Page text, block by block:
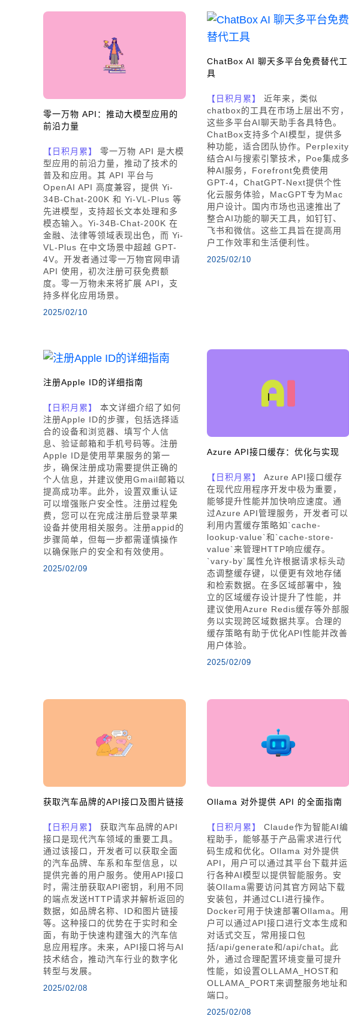
零一万物 API：推动大模型应用的
前沿力量
【日积月累】
零一万物 API 是大模
型应用的前沿力量，推动了技术的
普及和应用。其 API 平台与
OpenAI API 高度兼容，提供 Yi-
34B-Chat-200K 和 Yi-VL-Plus 等
先进模型，支持超长文本处理和多
模态输入。Yi-34B-Chat-200K 在
金融、法律等领域表现出色，而 Yi-
VL-Plus 在中文场景中超越 GPT-
4V。开发者通过零一万物官网申请
API 使用，初次注册可获免费额
度。零一万物未来将扩展 API，支
持多样化应用场景。
2025/02/10
ChatBox AI 聊天多平台免费替代工
具
【日积月累】
近年来，类似
chatbox的工具在市场上层出不穷，
这些多平台AI聊天助手各具特色。
ChatBox支持多个AI模型，提供多
种功能，适合团队协作。Perplexity
结合AI与搜索引擎技术，Poe集成多
种AI服务，Forefront免费使用
GPT-4，ChatGPT-Next提供个性
化云服务体验，MacGPT专为Mac
用户设计。国内市场也迅速推出了
整合AI功能的聊天工具，如钉钉、
飞书和微信。这些工具旨在提高用
户工作效率和生活便利性。
2025/02/10
注册Apple ID的详细指南
【日积月累】
本文详细介绍了如何
注册Apple ID的步骤，包括选择适
合的设备和浏览器、填写个人信
息、验证邮箱和手机号码等。注册
Apple ID是使用苹果服务的第一
步，确保注册成功需要提供正确的
个人信息，并建议使用Gmail邮箱以
提高成功率。此外，设置双重认证
可以增强账户安全性。注册过程免
费，您可以在完成注册后登录苹果
设备并使用相关服务。注册appid的
步骤简单，但每一步都需谨慎操作
以确保账户的安全和有效使用。
2025/02/09
Azure API接口缓存：优化与实现
【日积月累】
Azure API接口缓存
在现代应用程序开发中极为重要，
能够提升性能并加快响应速度。通
过Azure API管理服务，开发者可以
利用内置缓存策略如`cache-
lookup-value`和`cache-store-
value`来管理HTTP响应缓存。
`vary-by`属性允许根据请求标头动
态调整缓存键，以便更有效地存储
和检索数据。在多区域部署中，独
立的区域缓存设计提升了性能，并
建议使用Azure Redis缓存等外部服
务以实现跨区域数据共享。合理的
缓存策略有助于优化API性能并改善
用户体验。
2025/02/09
获取汽车品牌的API接口及图片链接
【日积月累】
获取汽车品牌的API
接口是现代汽车领域的重要工具。
通过该接口，开发者可以获取全面
的汽车品牌、车系和车型信息，以
提供完善的用户服务。使用API接口
时，需注册获取API密钥，利用不同
的端点发送HTTP请求并解析返回的
数据，如品牌名称、ID和图片链接
等。这种接口的优势在于实时和全
面，有助于快速构建强大的汽车信
息应用程序。未来，API接口将与AI
技术结合，推动汽车行业的数字化
转型与发展。
2025/02/08
Ollama 对外提供 API 的全面指南
【日积月累】
Claude作为智能AI编
程助手，能够基于产品需求进行代
码生成和优化。Ollama 对外提供
API，用户可以通过其平台下载并运
行各种AI模型以提供智能服务。安
装Ollama需要访问其官方网站下载
安装包，并通过CLI进行操作。
Docker可用于快速部署Ollama。用
户可以通过API接口进行文本生成和
对话式交互，常用接口包
括/api/generate和/api/chat。此
外，通过合理配置环境变量可提升
性能，如设置OLLAMA_HOST和
OLLAMA_PORT来调整服务地址和
端口。
2025/02/08